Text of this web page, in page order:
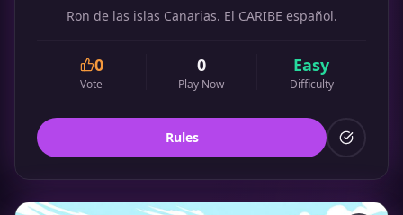
Ron de las islas Canarias. El CARIBE español.
0
Vote
0
Play Now
Easy
Difficulty
Rules